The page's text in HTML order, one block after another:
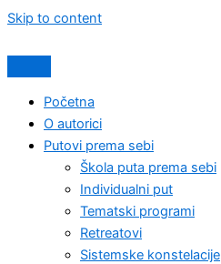
Skip to content
Početna
O autorici
Putovi prema sebi
Škola puta prema sebi
Individualni put
Tematski programi
Retreatovi
Sistemske konstelacije